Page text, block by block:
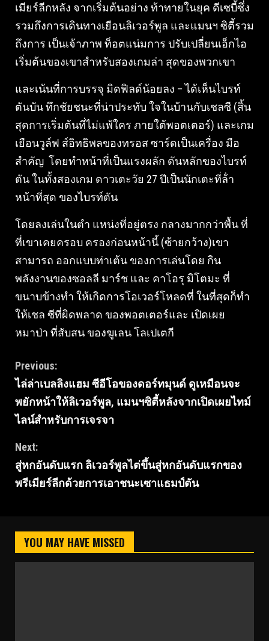
เมียร์ลีกหลัง จากเริ่มต้นอย่าง ท้าทายในยุค ดีเซบี้ซึ่ง
รวมถึงการเดินทางเยือนลิเวอร์พูล และแมนฯ ซิตี้รวม
ถึงการ เป็นเจ้าภาพ ท็อตแน่มการ ปรับเปลี่ยนเอ็กไอ
เริ่มต้นของเขาสําหรับสองเกมล่า สุดของพวกเขา
และเน้นที่การบรรจุ มิดฟิลด์น้อยลง – ได้เห็นไบรท์
ตันบัน ทึกชัยชนะที่น่าประทับ ใจในบ้านกับเชลซี (สิ้น
สุดการเริ่มต้นที่ไม่แพ้ใคร ภายใต้พอตเตอร์) และเกม
เยือนวูล์ฟ ส์อิทธิพลของทรอส ซาร์ดเป็นเครื่อง มือ
สําคัญ โดยทําหน้าที่เป็นแรงผลัก ดันหลักของไบรท์
ตัน ในทั้งสองเกม ดาวเตะวัย 27 ปีเป็นนักเตะที่ล้ํา
หน้าที่สุด ของไบรท์ตัน
โดยลงเล่นในตํา แหน่งที่อยู่ตรง กลางมากกว่าพื้น ที่
ที่เขาเคยครอบ ครองก่อนหน้านี้ (ซ้ายกว้าง)เขา
สามารถ ออกแบบท่าเต้น ของการเล่นโดย กิน
พลังงานของซอลลี มาร์ช และ คาโอรุ มิโตมะ ที่
ขนาบข้างทํา ให้เกิดการโอเวอร์โหลดที่ ในที่สุดก็ทํา
ให้เชล ซีที่ผิดพลาด ของพอตเตอร์และ เปิดเผย
หมาป่า ที่สับสน ของฆูเลน โลเปเตกี
Continue
Reading
Previous:
ไล่ล่าเบลลิงแฮม ซีอีโอของดอร์ทมุนด์ ดูเหมือนจะ
พยักหน้าให้ลิเวอร์พูล, แมนฯซิตี้หลังจากเปิดเผยไทม์
ไลน์สำหรับการเจรจา
Next:
สู่หกอันดับแรก ลิเวอร์พูลไต่ขึ้นสู่หกอันดับแรกของ
พรีเมียร์ลีกด้วยการเอาชนะเซาแธมป์ตัน
YOU MAY HAVE MISSED